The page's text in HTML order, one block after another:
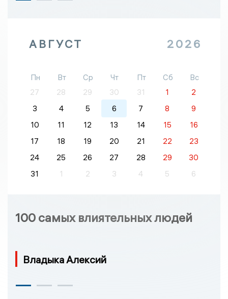
АВГУСТ 2026
Пн Вт Ср Чт Пт Сб
Вс
27
28 29 30 31 1
2
3
4 5 6 7 8
9
10
11 12 13 14 15
16
17
18 19 20 21 22
23
24
25 26 27 28 29
30
31
1 2 3 4 5 6
100 самых влиятельных людей
Владыка Алексий